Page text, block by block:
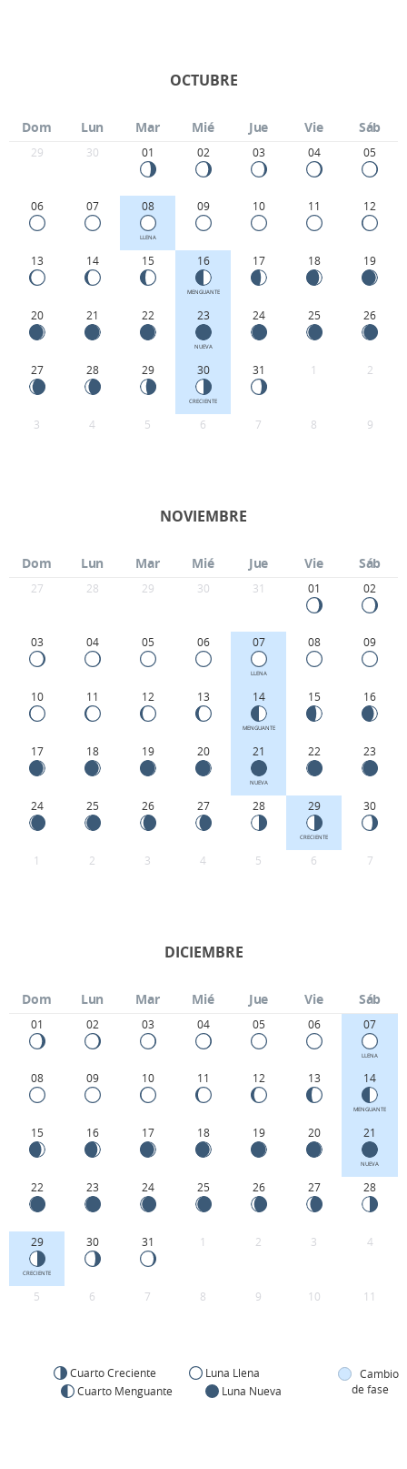
OCTUBRE
Dom Lun Mar Mié Jue Vie Sáb
29 30 01 02 03 04 05
06 07 08
LLENA
09 10 11 12
13 14 15 16
MENGUANTE
17 18 19
20 21 22 23
NUEVA
24 25 26
27 28 29 30
CRECIENTE
31 1 2
3 4 5 6 7 8 9
NOVIEMBRE
Dom Lun Mar Mié Jue Vie Sáb
27 28 29 30 31 01 02
03 04 05 06 07
LLENA
08 09
10 11 12 13 14
MENGUANTE
15 16
17 18 19 20 21
NUEVA
22 23
24 25 26 27 28 29
CRECIENTE
30
1 2 3 4 5 6 7
DICIEMBRE
Dom Lun Mar Mié Jue Vie Sáb
01 02 03 04 05 06 07
LLENA
08 09 10 11 12 13 14
MENGUANTE
15 16 17 18 19 20 21
NUEVA
22 23 24 25 26 27 28
29
CRECIENTE
30 31 1 2 3 4
5 6 7 8 9 10 11
Cuarto Creciente
Luna Llena
Cuarto Menguante
Luna Nueva
Cambio
de fase